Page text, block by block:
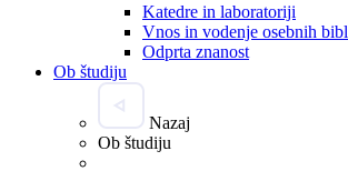
Katedre in laboratoriji
Vnos in vodenje osebnih
Odprta znanost
Ob študiju
Nazaj
Ob študiju